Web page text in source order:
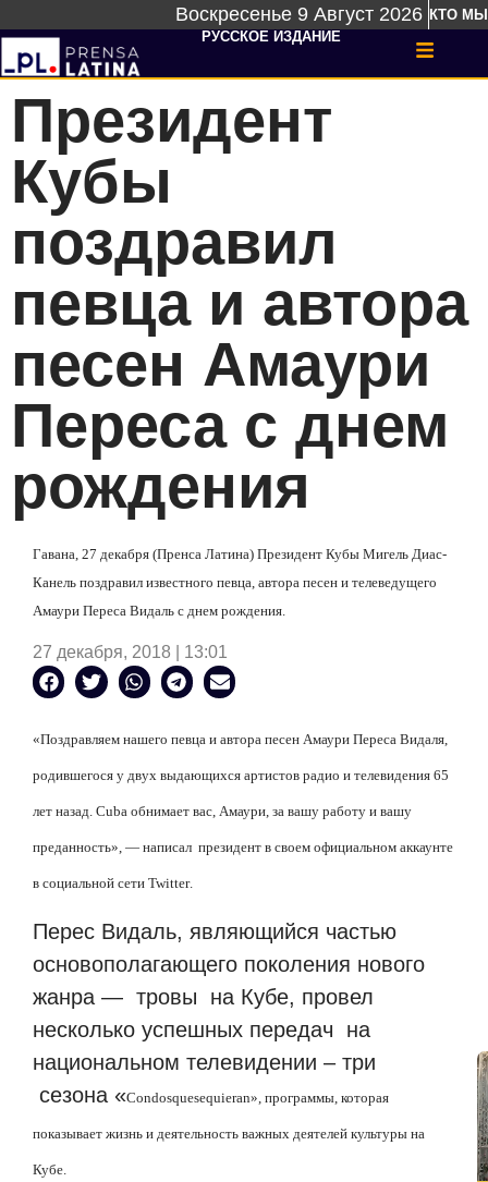
Воскресенье 9 Август 2026 КТО МЫ
РУССКОЕ ИЗДАНИЕ
Президент
Кубы
поздравил
певца и автора
песен Амаури
Переса с днем ​​
рождения
Гавана, 27 декабря (Пренса Латина) Президент Кубы Мигель Диас-
Канель поздравил известного певца, автора песен и телеведущего
Амаури Переса Видаль с днем рождения.
27 декабря, 2018 | 13:01
«Поздравляем нашего певца и автора песен Амаури Переса Видаля,
родившегося у двух выдающихся артистов радио и телевидения 65
лет назад. Cuba обнимает вас, Амаури, за вашу работу и вашу
преданность», — написал президент в своем официальном аккаунте
в социальной сети Twitter.
Перес Видаль, являющийся частью
основополагающего поколения нового
жанра — тровы
на Кубе, провел
несколько успешных передач
на
национальном телевидении – три
сезона «Condosquesequieran», программы, которая
показывает жизнь и деятельность важных деятелей культуры на
Кубе.